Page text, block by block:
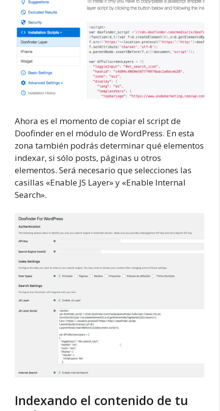
Ahora es el momento de copiar el script de
Doofinder en el módulo de WordPress. En esta
zona también podrás determinar qué elementos
indexar, si sólo posts, páginas u otros
elementos. Será necesario que selecciones las
casillas «Enable JS Layer» y «Enable Internal
Search».
Indexando el contenido de tu